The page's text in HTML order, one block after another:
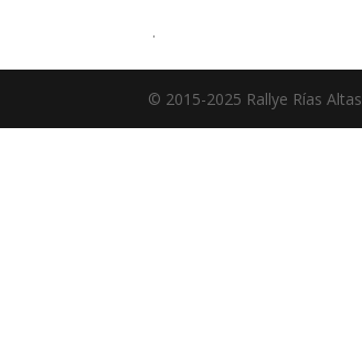
.
© 2015-2025 Rallye Rías Altas